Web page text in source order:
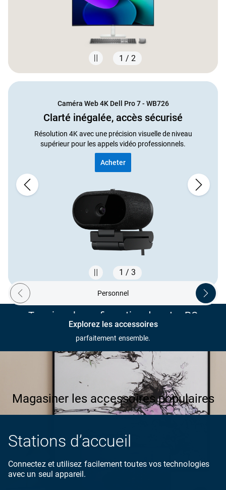
Showing page 1 of 2
1 / 2
Caméra Web 4K Dell Pro 7 - WB726
Clarté inégalée, accès sécurisé
Résolution 4K avec une précision visuelle de niveau
supérieur pour les appels vidéo professionnels.
Acheter
Showing page 1 of 3
1 / 3
Terminez la configuration de votre PC
Des accessoires recommandés conçus pour fonctionner
parfaitement ensemble.
Personnel
Previous ecosystem Next
Explorez les accessoires
Les produits dans l’image sont présentés à titre de représentation visuelle seulement.
Magasiner les accessoires populaires
Stations d’accueil
Connectez et utilisez facilement toutes vos technologies
avec un seul appareil.